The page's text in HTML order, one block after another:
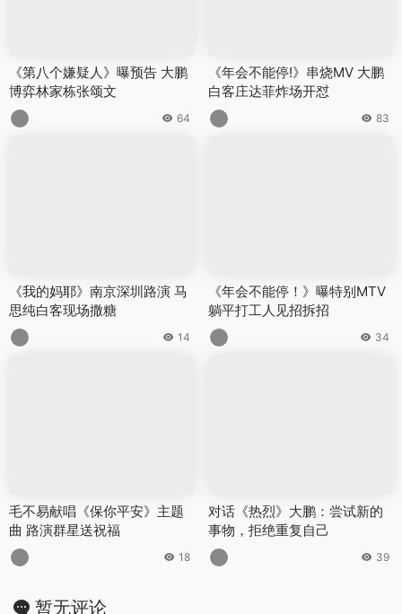
《第八个嫌疑人》曝预告 大鹏
博弈林家栋张颂文
64
《年会不能停!》串烧MV 大鹏
白客庄达菲炸场开怼
83
《我的妈耶》南京深圳路演 马
思纯白客现场撒糖
14
《年会不能停！》曝特别MTV
躺平打工人见招拆招
34
毛不易献唱《保你平安》主题
曲 路演群星送祝福
18
对话《热烈》大鹏：尝试新的
事物，拒绝重复自己
39
暂无评论